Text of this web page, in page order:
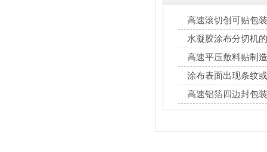
高速滚切创可贴包
水凝胶涂布分切机
高速平压敷料贴制
涂布表面出现条纹
解决对策
高速铝箔四边封包